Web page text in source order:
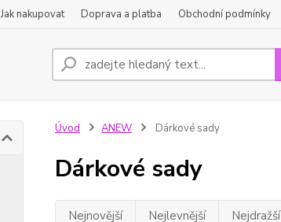
Jak nakupovat Doprava a platba Obchodní podmínky
Úvod ANEW Dárkové sady
Dárkové sady
Nejnovější Nejlevnější Nejdražší